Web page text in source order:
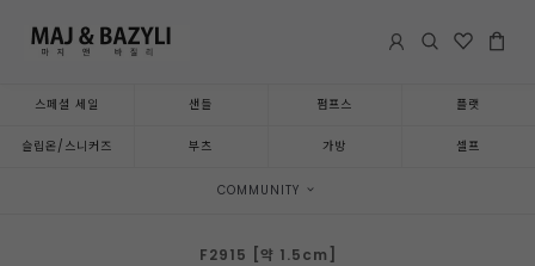
스페셜 세일 샌들 펌프스 플랫
슬립온/스니커즈 부츠 가방 셀프
COMMUNITY
F2915 [약 1.5cm]